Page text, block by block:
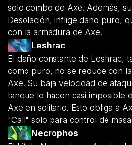
solo combo de Axe. Además,
Desolación, inflige daño puro,
con la armadura de Axe.
Leshrac
El daño constante de Leshrac,
como puro, no se reduce con
Axe. Su baja velocidad de
tanque lo hacen casi imposible
Axe en solitario. Esto obliga a
"Call" solo para control de
Necrophos